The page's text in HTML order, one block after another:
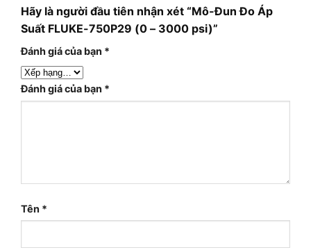
Hãy là người đầu tiên nhận xét “Mô-Đun Đo Áp
Suất FLUKE-750P29 (0 – 3000 psi)”
Đánh giá của bạn *
Đánh giá của bạn *
Tên *